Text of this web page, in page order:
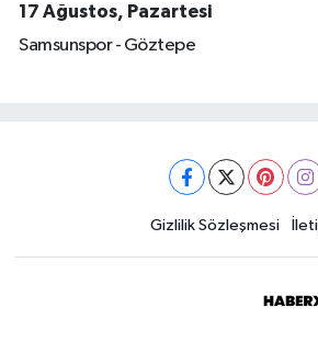
17 Ağustos, Pazartesi
Samsunspor - Göztepe
Gizlilik Sözleşmesi